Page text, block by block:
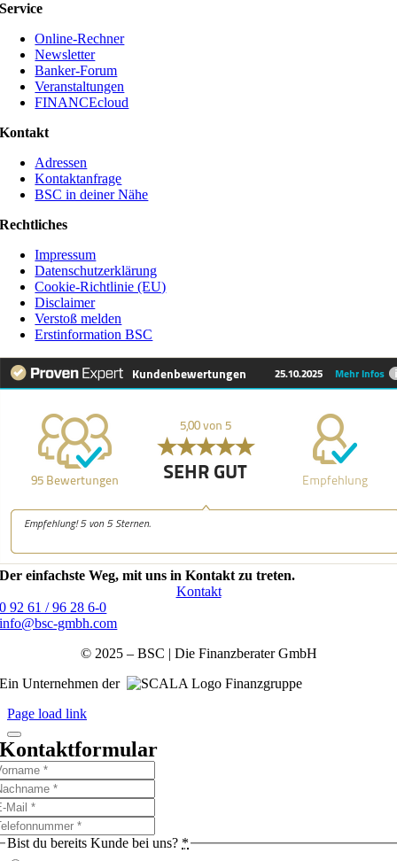
Service
Online-Rechner
Newsletter
Banker-Forum
Veranstaltungen
FINANCEcloud
Kontakt
Adressen
Kontaktanfrage
BSC in deiner Nähe
Rechtliches
Impressum
Datenschutzerklärung
Cookie-Richtlinie (EU)
Disclaimer
Verstoß melden
Erstinformation BSC
Der einfachste Weg, mit uns in Kontakt zu treten.
Kontakt
0 92 61 / 96 28 6-0
info@bsc-gmbh.com
© 2025 – BSC | Die Finanzberater GmbH
Ein Unternehmen der
Finanzgruppe
Page load link
Kontaktformular
Bist du bereits Kunde bei uns? *